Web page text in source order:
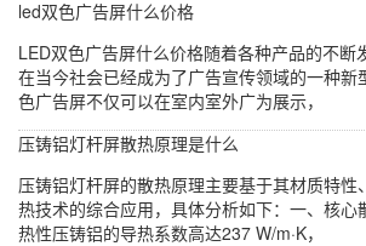
led双色广告屏什么价格
LED双色广告屏什么价格随着各种产品的不断
在当今社会已经成为了广告宣传领域的一种新
色广告屏不仅可以在室内室外广为展示，
压铸铝灯杆屏散热原理是什么
压铸铝灯杆屏的散热原理主要基于其材质特性
热技术的综合应用，具体分析如下：一、核心
热性压铸铝的导热系数高达237 W/m·K，